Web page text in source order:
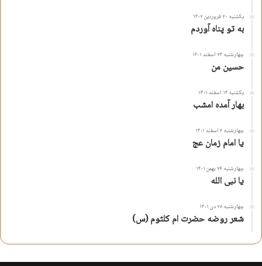
یکشنبه ۲۰ فروردین ۱۴۰۲
به تو پناه آوردم
چهارشنبه ۲۴ اسفند ۱۴۰۱
حسین من
یکشنبه ۱۴ اسفند ۱۴۰۱
بهار آمده امشب
چهارشنبه ۳ اسفند ۱۴۰۱
یا امام زمان عج
چهارشنبه ۲۶ بهمن ۱۴۰۱
یا نبی الله
چهارشنبه ۲۸ دی ۱۴۰۱
شعر روضه حضرت ام کلثوم (س)